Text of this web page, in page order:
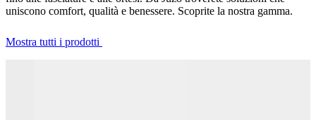
uniscono comfort, qualità e benessere. Scoprite la nostra gamma.
Mostra tutti i prodotti